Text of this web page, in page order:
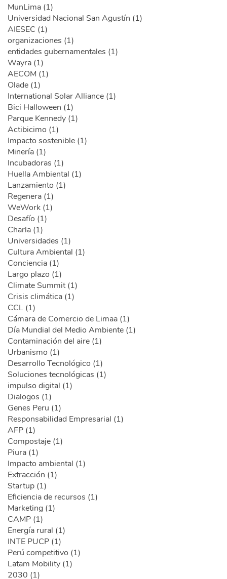
MunLima (1)
Universidad Nacional San Agustín (1)
AIESEC (1)
organizaciones (1)
entidades gubernamentales (1)
Wayra (1)
AECOM (1)
Olade (1)
International Solar Alliance (1)
Bici Halloween (1)
Parque Kennedy (1)
Actibicimo (1)
Impacto sostenible (1)
Minería (1)
Incubadoras (1)
Huella Ambiental (1)
Lanzamiento (1)
Regenera (1)
WeWork (1)
Desafío (1)
Charla (1)
Universidades (1)
Cultura Ambiental (1)
Conciencia (1)
Largo plazo (1)
Climate Summit (1)
Crisis climática (1)
CCL (1)
Cámara de Comercio de Limaa (1)
Día Mundial del Medio Ambiente (1)
Contaminación del aire (1)
Urbanismo (1)
Desarrollo Tecnológico (1)
Soluciones tecnológicas (1)
impulso digital (1)
Dialogos (1)
Genes Peru (1)
Responsabilidad Empresarial (1)
AFP (1)
Compostaje (1)
Piura (1)
Impacto ambiental (1)
Extracción (1)
Startup (1)
Eficiencia de recursos (1)
Marketing (1)
CAMP (1)
Energía rural (1)
INTE PUCP (1)
Perú competitivo (1)
Latam Mobility (1)
2030 (1)